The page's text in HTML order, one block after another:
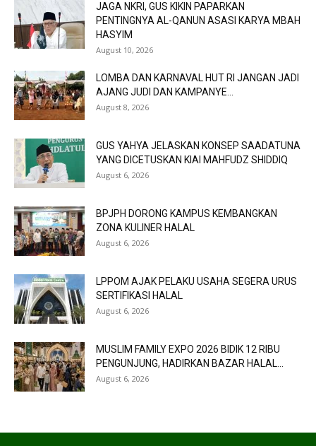
JAGA NKRI, GUS KIKIN PAPARKAN
PENTINGNYA AL-QANUN ASASI KARYA MBAH
HASYIM
August 10, 2026
LOMBA DAN KARNAVAL HUT RI JANGAN JADI
AJANG JUDI DAN KAMPANYE...
August 8, 2026
GUS YAHYA JELASKAN KONSEP SAADATUNA
YANG DICETUSKAN KIAI MAHFUDZ SHIDDIQ
August 6, 2026
BPJPH DORONG KAMPUS KEMBANGKAN
ZONA KULINER HALAL
August 6, 2026
LPPOM AJAK PELAKU USAHA SEGERA URUS
SERTIFIKASI HALAL
August 6, 2026
MUSLIM FAMILY EXPO 2026 BIDIK 12 RIBU
PENGUNJUNG, HADIRKAN BAZAR HALAL...
August 6, 2026